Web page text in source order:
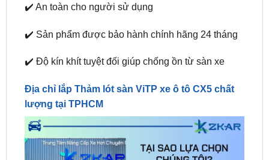
✔️ Sản phẩm được bảo hành chính hãng 24 tháng
✔️ Độ kín khít tuyệt đối giúp chống ồn từ sàn xe
Địa chỉ lắp Thảm lót sàn ViTP xe ô tô CX5 chất